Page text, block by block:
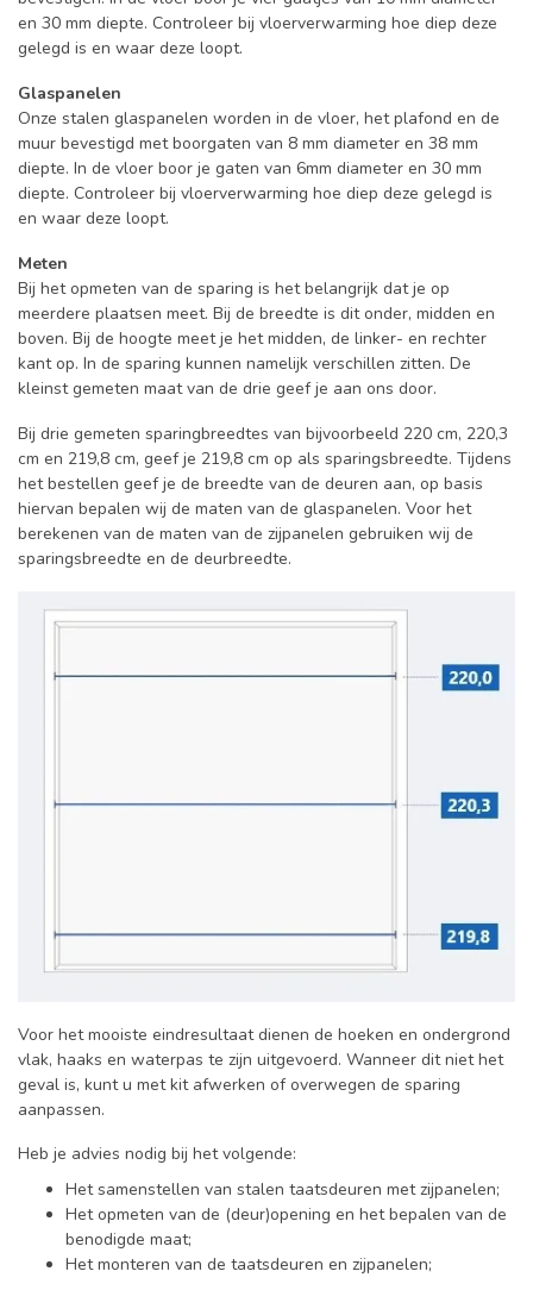
en 30 mm diepte. Controleer bij vloerverwarming hoe diep deze
gelegd is en waar deze loopt.
Glaspanelen
Onze stalen glaspanelen worden in de vloer, het plafond en de
muur bevestigd met boorgaten van 8 mm diameter en 38 mm
diepte. In de vloer boor je gaten van 6mm diameter en 30 mm
diepte. Controleer bij vloerverwarming hoe diep deze gelegd is
en waar deze loopt.
Meten
Bij het opmeten van de sparing is het belangrijk dat je op
meerdere plaatsen meet. Bij de breedte is dit onder, midden en
boven. Bij de hoogte meet je het midden, de linker- en rechter
kant op. In de sparing kunnen namelijk verschillen zitten. De
kleinst gemeten maat van de drie geef je aan ons door.
Bij drie gemeten sparingbreedtes van bijvoorbeeld 220 cm, 220,3
cm en 219,8 cm, geef je 219,8 cm op als sparingsbreedte. Tijdens
het bestellen geef je de breedte van de deuren aan, op basis
hiervan bepalen wij de maten van de glaspanelen. Voor het
berekenen van de maten van de zijpanelen gebruiken wij de
sparingsbreedte en de deurbreedte.
Voor het mooiste eindresultaat dienen de hoeken en ondergrond
vlak, haaks en waterpas te zijn uitgevoerd. Wanneer dit niet het
geval is, kunt u met kit afwerken of overwegen de sparing
aanpassen.
Heb je advies nodig bij het volgende:
Het samenstellen van stalen taatsdeuren met zijpanelen;
Het opmeten van de (deur)opening en het bepalen van de
benodigde maat;
Het monteren van de taatsdeuren en zijpanelen;